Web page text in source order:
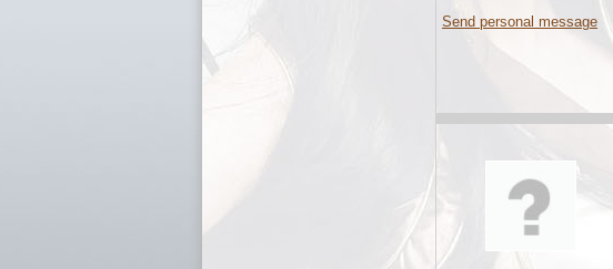
Send personal message